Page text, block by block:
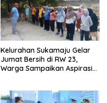
Kelurahan Sukamaju Gelar
Jumat Bersih di RW 23,
Warga Sampaikan Aspirasi